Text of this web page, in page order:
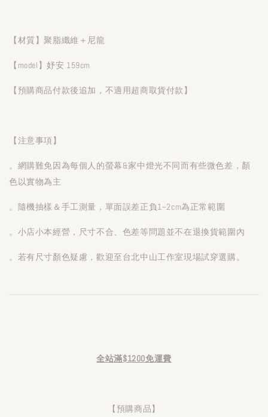
【材質】聚脂纖維＋尼龍
【model】妤安 159cm
【預購商品付款後追加，不適用超商取貨付款】
【注意事項】
。網購難免因為每個人的螢幕&家中燈光不同而有些微色差，顏
色以實物為主
。隨機抽樣＆手工測量，單面誤差正負1~2cm為正常範圍
。小店小本經營，尺寸不合、色差等問題並不在退換貨範圍內
。若有尺寸顏色疑慮，歡迎至台北中山工作室現場試穿選購。
全站滿$1200免運費
【預購商品】